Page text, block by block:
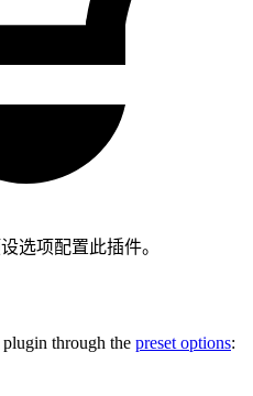
选项配置此插件。
through the preset options: